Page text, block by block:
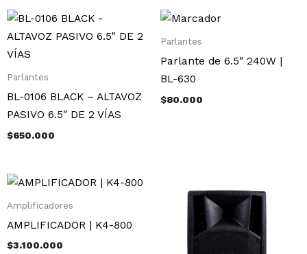
Parlantes
BL-0106 BLACK – ALTAVOZ
PASIVO 6.5″ DE 2 VÍAS
$650.000
Parlantes
Parlante de 6.5″ 240W |
BL-630
$80.000
Amplificadores
AMPLIFICADOR | K4-800
$3.100.000